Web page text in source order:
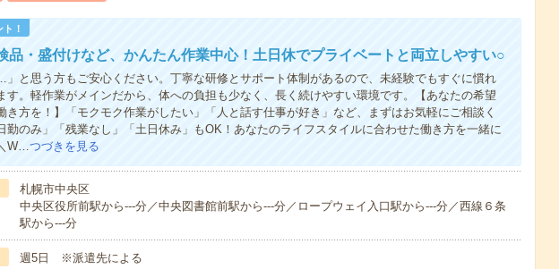
！
品・盛付けなど、かんたん作業中心！土日休でプライベートと両立しやすい○
」と思う方もご安心ください。丁寧な研修とサポート体制があるので、未経験でもすぐに慣れ
す。軽作業がメインだから、体への負担も少なく、長く続けやすい環境です。【あなたの希望
き方を！】「モクモク作業がしたい」「人と話す仕事が好き」など、まずはお気軽にご相談く
勤のみ」「残業なし」「土日休み」もOK！あなたのライフスタイルに合わせた働き方を一緒に
W…つづきを見る
札幌市中央区
中央区役所前駅から---分／中央図書館前駅から---分／ロープウェイ入口駅から---分／西線６条
駅から---分
週5日 ※派遣先による